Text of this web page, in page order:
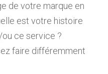
de votre marque en
est votre histoire
ce service ?
faire différemment